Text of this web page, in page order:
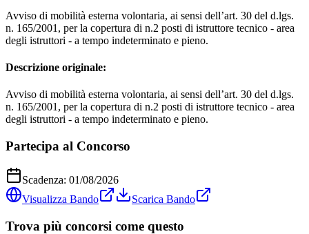
Avviso di mobilità esterna volontaria, ai sensi dell’art. 30 del d.lgs.
n. 165/2001, per la copertura di n.2 posti di istruttore tecnico - area
degli istruttori - a tempo indeterminato e pieno.
Descrizione originale:
Avviso di mobilità esterna volontaria, ai sensi dell’art. 30 del d.lgs.
n. 165/2001, per la copertura di n.2 posti di istruttore tecnico - area
degli istruttori - a tempo indeterminato e pieno.
Partecipa al Concorso
Scadenza: 01/08/2026
Visualizza Bando
Scarica Bando
Trova più concorsi come questo